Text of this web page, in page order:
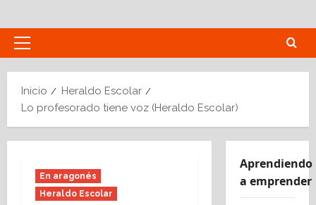
al
contenido
Menú
Inicio
Heraldo Escolar
Lo profesorado tiene voz (Heraldo Escolar)
En aragonés
Heraldo Escolar
Aprendiendo
a emprender